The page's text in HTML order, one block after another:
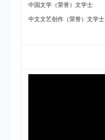
中国文学（荣誉）文学士
中文文艺创作（荣誉）文学士